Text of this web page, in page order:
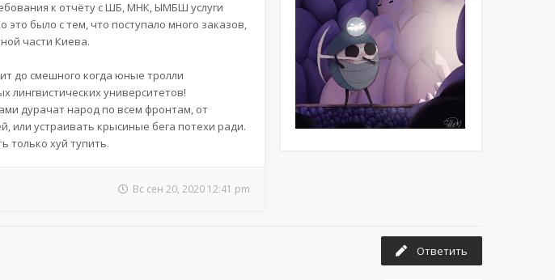
к отчёту с ШБ, МНК, ЫМБШ услуги
было с тем, что поступало много заказов,
части Киева.
до смешного когда юные тролли
университетов!
дурачат народ по всем фронтам, от
или устраивать крысиные бега потехи ради.
только хуй тупить.
Вс сен 20, 2020 12:41 pm
Ответить